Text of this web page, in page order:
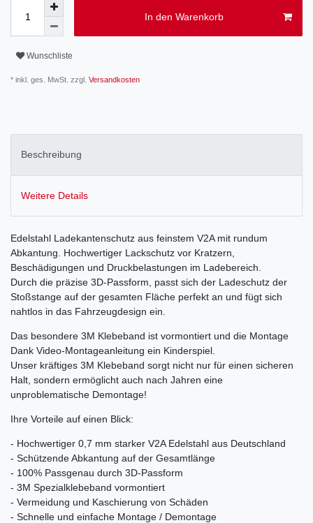
In den Warenkorb
Wunschliste
* inkl. ges. MwSt. zzgl. Versandkosten
Beschreibung
Weitere Details
Edelstahl Ladekantenschutz aus feinstem V2A mit rundum
Abkantung. Hochwertiger Lackschutz vor Kratzern,
Beschädigungen und Druckbelastungen im Ladebereich.
Durch die präzise 3D-Passform, passt sich der Ladeschutz der
Stoßstange auf der gesamten Fläche perfekt an und fügt sich
nahtlos in das Fahrzeugdesign ein.
Das besondere 3M Klebeband ist vormontiert und die Montage
Dank Video-Montageanleitung ein Kinderspiel.
Unser kräftiges 3M Klebeband sorgt nicht nur für einen sicheren
Halt, sondern ermöglicht auch nach Jahren eine
unproblematische Demontage!
Ihre Vorteile auf einen Blick:
- Hochwertiger 0,7 mm starker V2A Edelstahl aus Deutschland
- Schützende Abkantung auf der Gesamtlänge
- 100% Passgenau durch 3D-Passform
- 3M Spezialklebeband vormontiert
- Vermeidung und Kaschierung von Schäden
- Schnelle und einfache Montage / Demontage